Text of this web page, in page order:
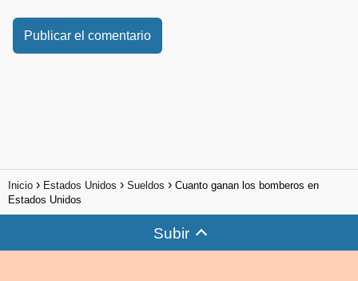
Inicio Estados Unidos Sueldos
Cuanto ganan los bomberos en
Estados Unidos
Subir